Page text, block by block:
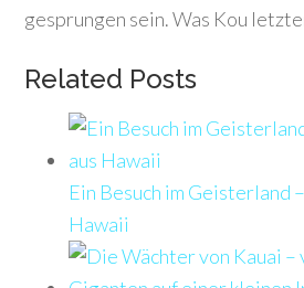
gesprungen sein. Was Kou
Related Posts
Ein Besuch im Geisterland
Hawaii